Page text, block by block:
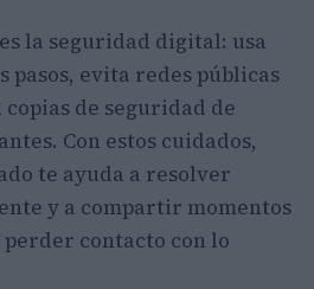
la seguridad digital: usa
pasos, evita redes públicas
de seguridad de
Con estos cuidados,
te ayuda a resolver
y a compartir momentos
contacto con lo